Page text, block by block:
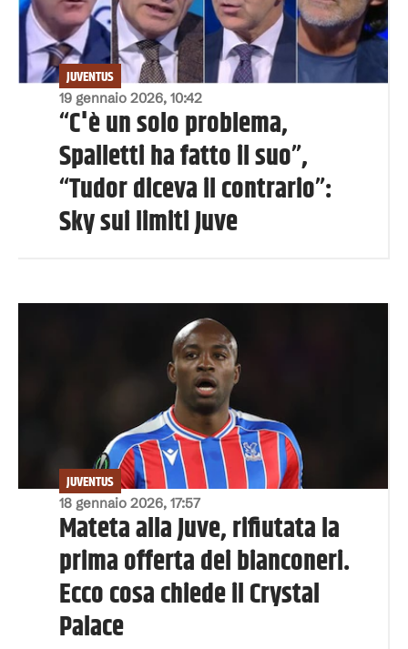
19 gennaio 2026, 10:42
JUVENTUS
“C'è un solo problema,
Spalletti ha fatto il suo”,
“Tudor diceva il contrario”:
Sky sui limiti Juve
18 gennaio 2026, 17:57
JUVENTUS
Mateta alla Juve, rifiutata la
prima offerta dei bianconeri.
Ecco cosa chiede il Crystal
Palace